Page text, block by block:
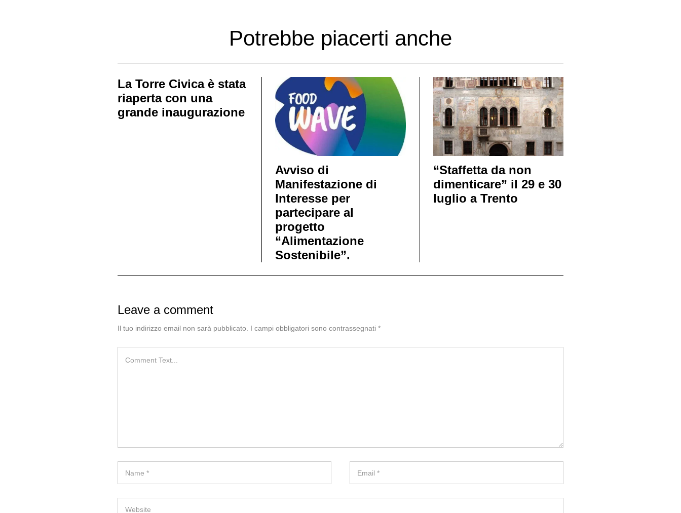
Potrebbe piacerti anche
La Torre Civica è stata
riaperta con una
grande inaugurazione
Avviso di
Manifestazione di
Interesse per
partecipare al
progetto
“Alimentazione
Sostenibile”.
“Staffetta da non
dimenticare” il 29 e 30
luglio a Trento
Leave a comment
Il tuo indirizzo email non sarà pubblicato. I campi obbligatori sono contrassegnati *